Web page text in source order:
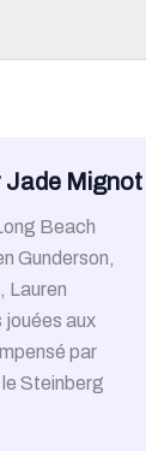
Jade Mignot
Beach
Gunderson,
Lauren
jouées aux
par
Steinberg